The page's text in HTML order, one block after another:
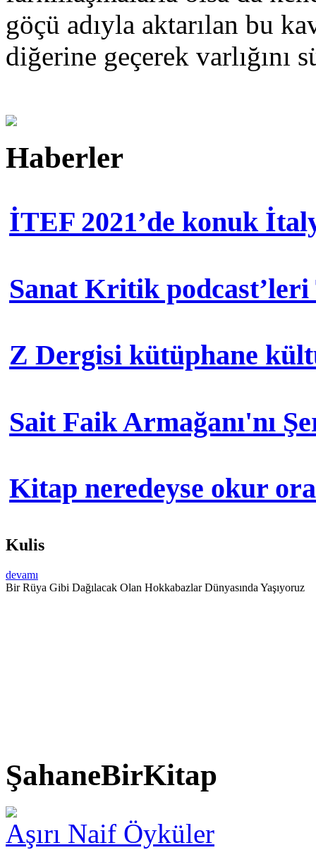
göçü adıyla aktarılan bu
diğerine geçerek varlığını
Haberler
İTEF 2021’de konuk
Sanat Kritik podcast’leri
Z Dergisi kütüphane
Sait Faik Armağanı'nı
Kitap neredeyse okur
Kulis
devamı
Bir Rüya Gibi Dağılacak Olan Hokkabazlar Dünyasında Yaşıyoruz
ŞahaneBirKitap
Aşırı Naif Öyküler